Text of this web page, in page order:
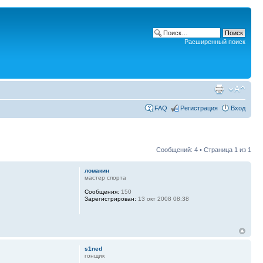
Расширенный поиск
FAQ Регистрация Вход
Сообщений: 4 • Страница 1 из 1
ломакин
мастер спорта
Сообщения: 150
Зарегистрирован: 13 окт 2008 08:38
s1ned
гонщик